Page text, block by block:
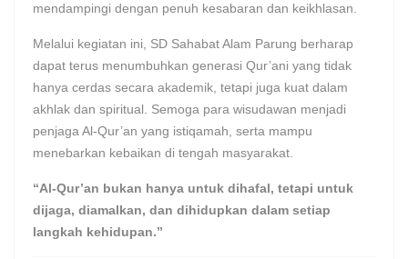
mendampingi dengan penuh kesabaran dan keikhlasan.
Melalui kegiatan ini, SD Sahabat Alam Parung berharap
dapat terus menumbuhkan generasi Qur’ani yang tidak
hanya cerdas secara akademik, tetapi juga kuat dalam
akhlak dan spiritual. Semoga para wisudawan menjadi
penjaga Al-Qur’an yang istiqamah, serta mampu
menebarkan kebaikan di tengah masyarakat.
“Al-Qur’an bukan hanya untuk dihafal, tetapi untuk
dijaga, diamalkan, dan dihidupkan dalam setiap
langkah kehidupan.”